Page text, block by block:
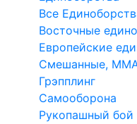
Все
Восточные
Европейские
Смешанные,
Грэпплинг
Самооборона
Рукопашный бой